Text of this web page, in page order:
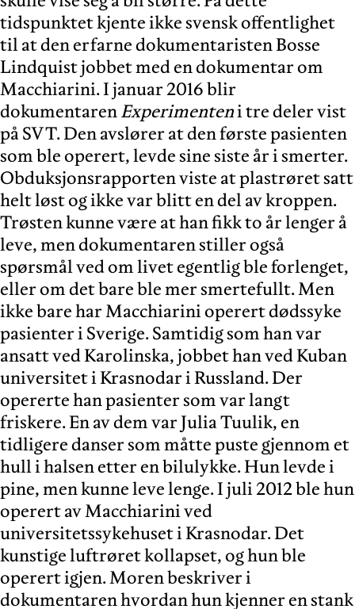
tidspunktet kjente ikke svensk offentlighet
til at den erfarne dokumentaristen Bosse
Lindquist jobbet med en dokumentar om
Macchiarini. I januar 2016 blir
dokumentarenExperimenteni tre deler vist
på SVT. Den avslører at den første pasienten
som ble operert, levde sine siste år i smerter.
Obduksjonsrapporten viste at plastrøret satt
helt løst og ikke var blitt en del av kroppen.
Trøsten kunne være at han fikk to år lenger å
leve, men dokumentaren stiller også
spørsmål ved om livet egentlig ble forlenget,
eller om det bare ble mer smertefullt. Men
ikke bare har Macchiarini operert dødssyke
pasienter i Sverige. Samtidig som han var
ansatt ved Karolinska, jobbet han ved Kuban
universitet i Krasnodar i Russland. Der
opererte han pasienter som var langt
friskere. En av dem var Julia Tuulik, en
tidligere danser som måtte puste gjennom et
hull i halsen etter en bilulykke. Hun levde i
pine, men kunne leve lenge. I juli 2012 ble hun
operert av Macchiarini ved
universitetssykehuset i Krasnodar. Det
kunstige luftrøret kollapset, og hun ble
operert igjen. Moren beskriver i
dokumentaren hvordan hun kjenner en stank